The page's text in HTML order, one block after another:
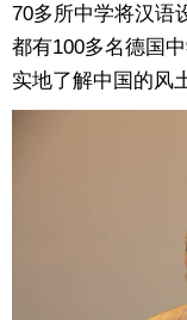
70多所中学将汉语
都有100多名德国
实地了解中国的风